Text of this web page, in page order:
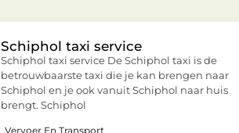
Schiphol taxi service
Schiphol taxi service De Schiphol taxi is de
betrouwbaarste taxi die je kan brengen naar
Schiphol en je ook vanuit Schiphol naar huis
brengt. Schiphol
Vervoer En Transport